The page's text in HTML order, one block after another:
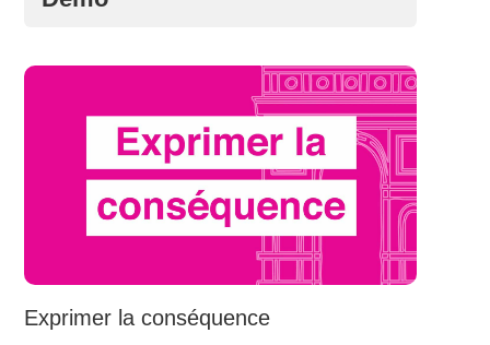
Exprimer la conséquence